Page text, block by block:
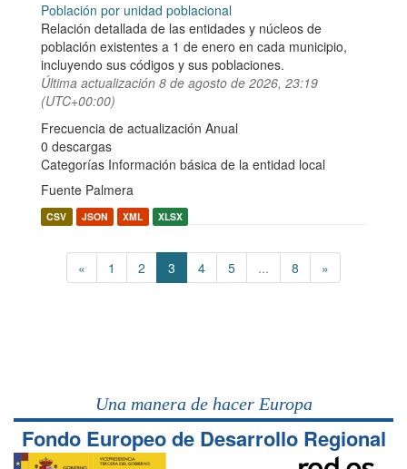
Población por unidad poblacional
Relación detallada de las entidades y núcleos de
población existentes a 1 de enero en cada municipio,
incluyendo sus códigos y sus poblaciones.
Última actualización 8 de agosto de 2026, 23:19
(UTC+00:00)
Frecuencia de actualización Anual
0 descargas
Categorías Información básica de la entidad local
Fuente Palmera
CSV JSON XML XLSX
« 1 2 3 4 5 ... 8 »
Una manera de hacer Europa
Fondo Europeo de Desarrollo Regional